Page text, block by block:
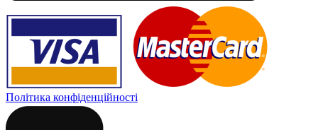
Політика конфіденційності